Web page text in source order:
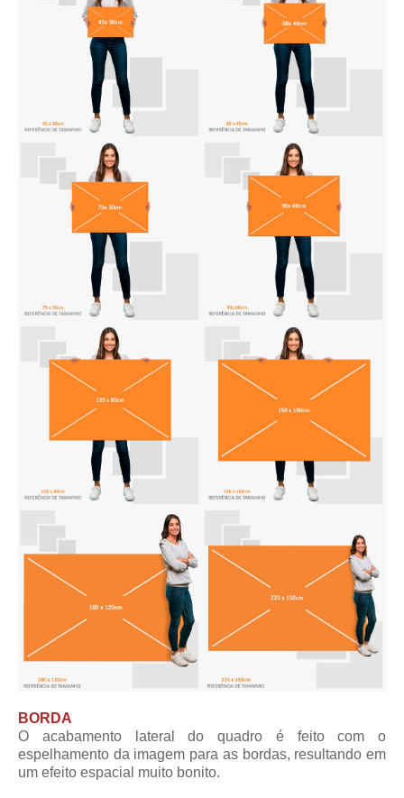
BORDA
O acabamento lateral do quadro é feito com o
espelhamento da imagem para as bordas, resultando em
um efeito espacial muito bonito.